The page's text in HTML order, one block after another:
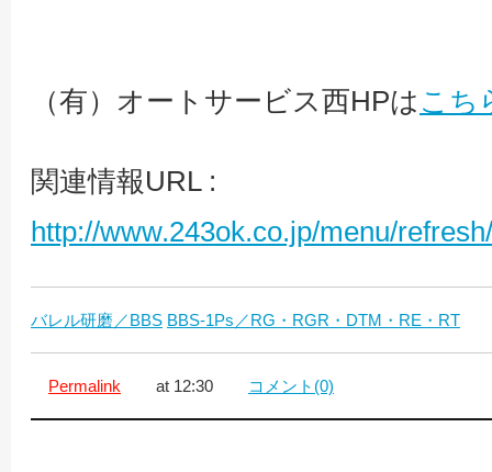
（有）オートサービス西HPは こち
関連情報URL :
http://www.243ok.co.jp/menu/
バレル研磨／BBS BBS-1Ps／RG・RGR・DTM・RE・RT
Permalink at 12:30 コメント(0)